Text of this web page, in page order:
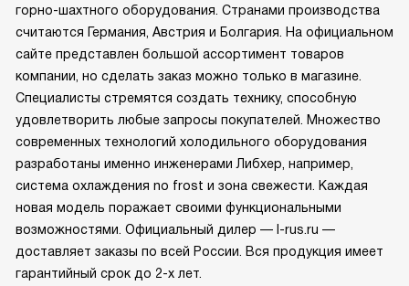
горно-шахтного оборудования. Странами производства
считаются Германия, Австрия и Болгария. На официальном
сайте представлен большой ассортимент товаров
компании, но сделать заказ можно только в магазине.
Специалисты стремятся создать технику, способную
удовлетворить любые запросы покупателей. Множество
современных технологий холодильного оборудования
разработаны именно инженерами Либхер, например,
система охлаждения no frost и зона свежести. Каждая
новая модель поражает своими функциональными
возможностями. Официальный дилер — l-rus.ru —
доставляет заказы по всей России. Вся продукция имеет
гарантийный срок до 2-х лет.